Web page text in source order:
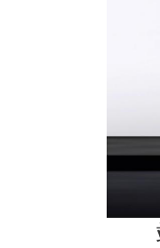
站